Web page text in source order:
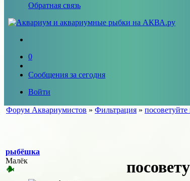
Обратная связь
0
Сообщения за сегодня
Войти
Форум Аквариумистов » Фильтрация »
рыбёшка
Малёк